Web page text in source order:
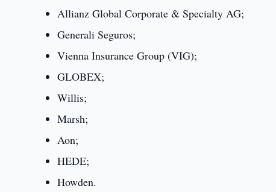
Allianz Global Corporate & Specialty AG;
Generali Seguros;
Vienna Insurance Group (VIG);
GLOBEX;
Willis;
Marsh;
Aon;
HEDE;
Howden.